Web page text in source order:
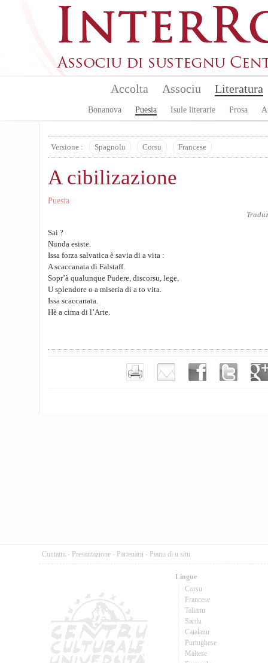
Accolta Associu Literatura
Bonanova Puesia Isule literarie Prosa
Versione : Spagnolu Corsu Francese
A cibilizazione
Puesia
Sai ?
Nunda esiste.
Issa forza salvatica è savia di a vita :
A scaccanata di Falstaff.
Sopr’à qualunque Pudere, discorsu, lege,
U splendore o a miseria di a to vita.
Issa scaccanata.
Hè a cima di l’Arte.
Cuntattu - Presentazione - Partenarii - Pianu di u situ
Lingue
Corsu
Francese
Talianu
Sardu
Catalanu
Purtughese
Maltese